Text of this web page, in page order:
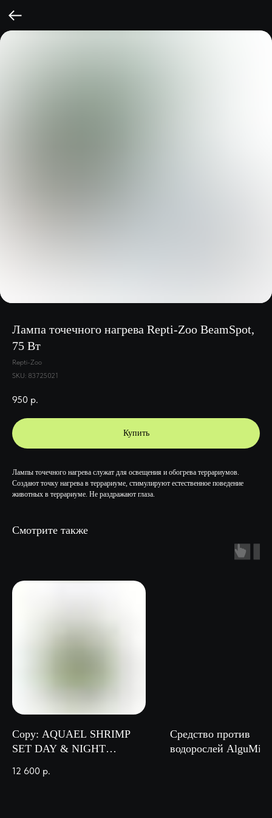
Лампа точечного нагрева Repti-Zoo BeamSpot,
75 Вт
Repti-Zoo
SKU: 83725021
950 р.
Купить
Лампы точечного нагрева служат для освещения и обогрева террариумов.
Создают точку нагрева в террариуме, стимулируют естественное поведение
животных в террариуме. Не раздражают глаза.
Смотрите также
Copy: AQUAEL SHRIMP
SET DAY & NIGHT
КРЕВЕТОК, 30 л
12 600 р.
Средство против
водорослей AlguMin